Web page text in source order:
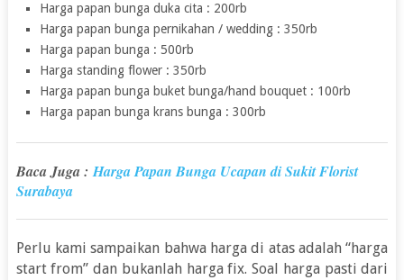
Harga papan bunga duka cita : 200rb
Harga papan bunga pernikahan / wedding : 350rb
Harga papan bunga : 500rb
Harga standing flower : 350rb
Harga papan bunga buket bunga/hand bouquet : 100rb
Harga papan bunga krans bunga : 300rb
Baca Juga :Harga Papan Bunga Ucapan di Sukit Florist
Surabaya
Perlu kami sampaikan bahwa harga di atas adalah “harga
start from” dan bukanlah harga fix. Soal harga pasti dari